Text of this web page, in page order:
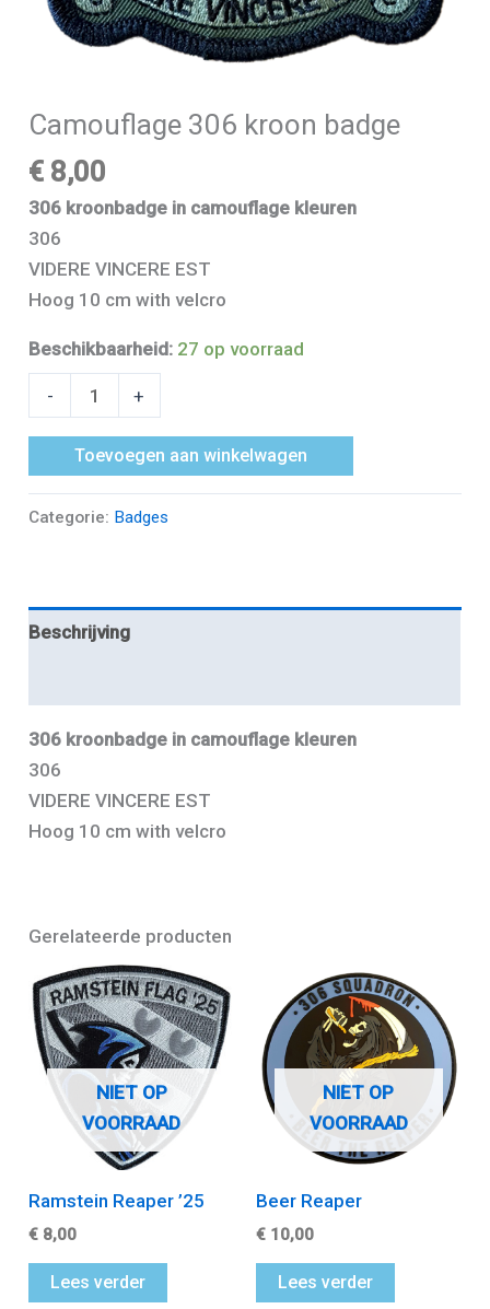
Camouflage 306 kroon badge
€ 8,00
306 kroonbadge in camouflage kleuren
306
VIDERE VINCERE EST
Hoog 10 cm with velcro
Beschikbaarheid: 27 op voorraad
- +
Toevoegen aan winkelwagen
Categorie: Badges
Beschrijving
306 kroonbadge in camouflage kleuren
306
VIDERE VINCERE EST
Hoog 10 cm with velcro
Gerelateerde producten
NIET OP
VOORRAAD
Ramstein Reaper ’25
€ 8,00
Lees verder
NIET OP
VOORRAAD
Beer Reaper
€ 10,00
Lees verder